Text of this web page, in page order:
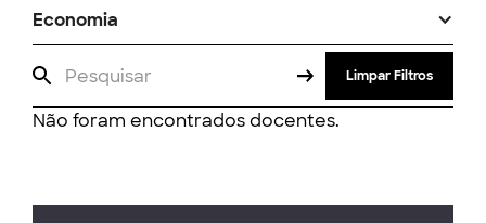
Economia
Limpar Filtros
Não foram encontrados docentes.